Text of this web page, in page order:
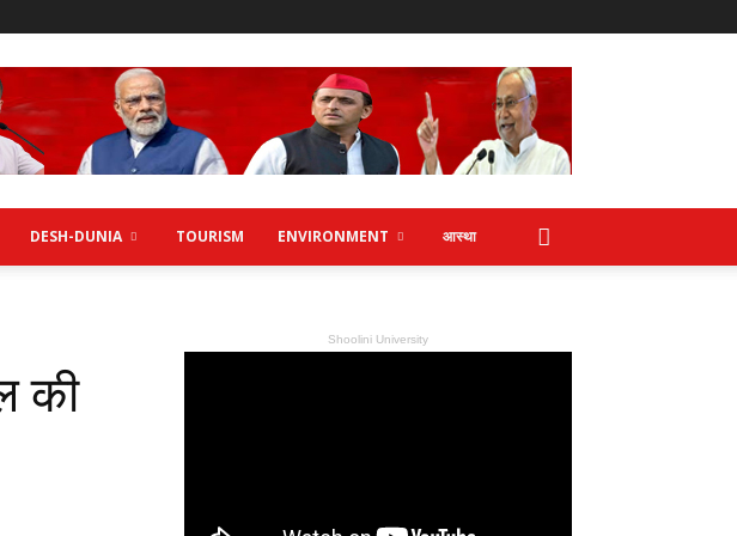
DESH-DUNIA TOURISM ENVIRONMENT आस्था
की
Shoolini University